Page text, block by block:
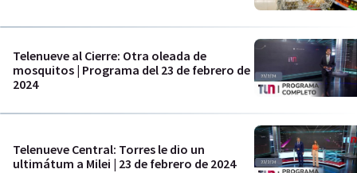
Telenueve al Cierre: Otra oleada de
mosquitos | Programa del 23 de febrero de
2024
Telenueve Central: Torres le dio un
ultimátum a Milei | 23 de febrero de 2024